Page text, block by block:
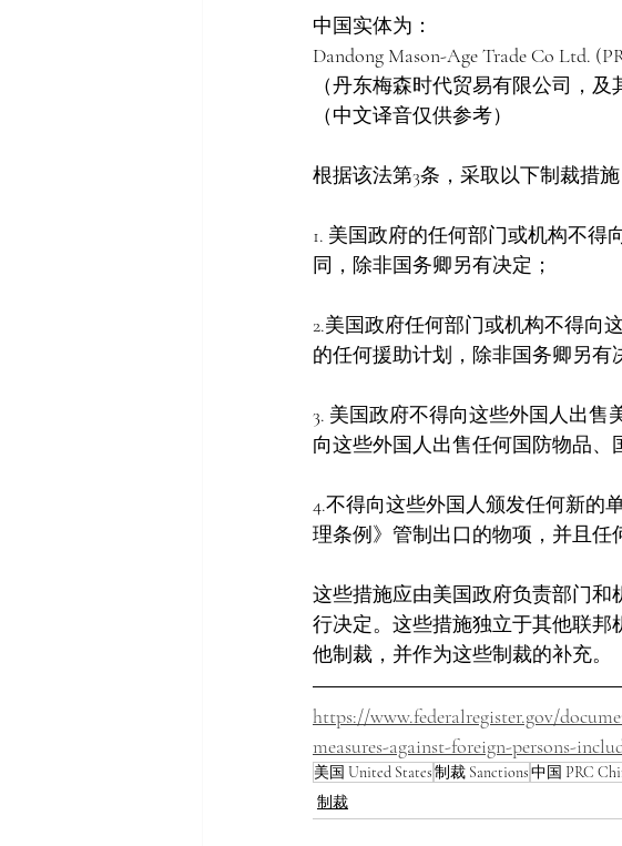
中国实体为：
Dandong Mason-Age Trade Co Ltd.
（丹东梅森时代贸易有限公司，及
（中文译音仅供参考）
根据该法第3条，采取以下制裁措施
1. 美国政府的任何部门或机构不
同，除非国务卿另有决定；
2.美国政府任何部门或机构不得向
的任何援助计划，除非国务卿另有
3. 美国政府不得向这些外国人出售
向这些外国人出售任何国防物品、
4.不得向这些外国人颁发任何新的
理条例》管制出口的物项，并且任
这些措施应由美国政府负责部门
行决定。这些措施独立于其他联
他制裁，并作为这些制裁的补充。
https://www.federalregister.gov/
measures-against-foreign-persons-
美国 United States制裁 Sanctions中国 PRC
制裁